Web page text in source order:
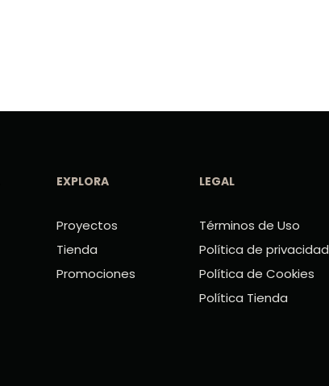
EXPLORA
Proyectos
Tienda
Promociones
LEGAL
Términos de Uso
Política de privacidad
Política de Cookies
Política Tienda